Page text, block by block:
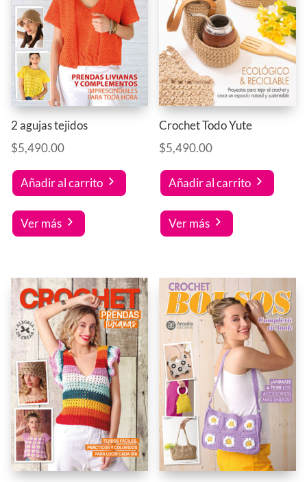
2 agujas tejidos
$5,490.00
Añadir al carrito
Ver más
Crochet Todo Yute
$5,490.00
Añadir al carrito
Ver más